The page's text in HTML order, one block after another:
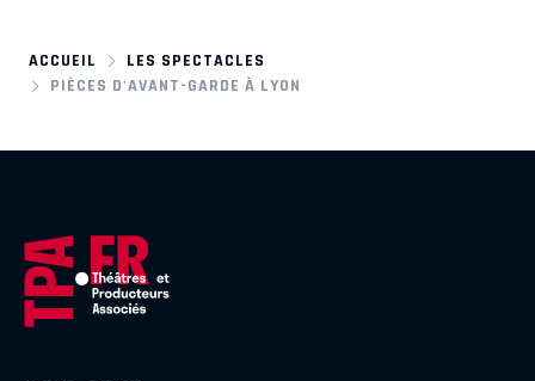
ACCUEIL
LES SPECTACLES
PIÈCES D'AVANT-GARDE À LYON